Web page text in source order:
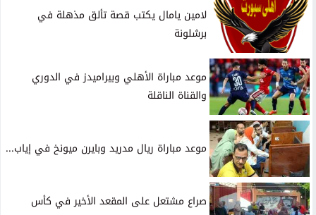
لامين يامال يكتب قصة تألق مذهلة في
برشلونة
موعد مباراة الأهلي وبيراميدز في الدوري
والقناة الناقلة
موعد مباراة ريال مدريد وبايرن ميونخ في إياب...
صراع مشتعل على المقعد الأخير في كأس